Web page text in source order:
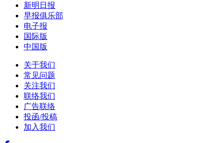
新明日报
早报俱乐部
电子报
国际版
中国版
关于我们
常见问题
关注我们
联络我们
广告联络
投函/投稿
加入我们